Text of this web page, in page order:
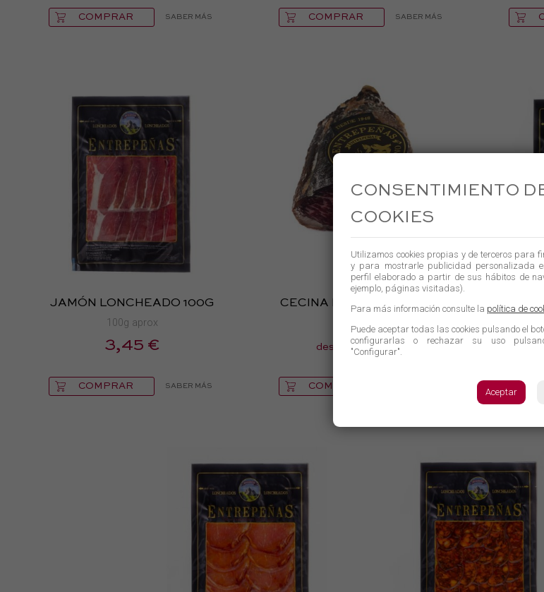
COMPRAR SABER MÁS COMPRAR SABER MÁS
JAMÓN LONCHEADO 100G
100g aprox
3,45 €
COMPRAR SABER MÁS
CECINA DE BLACK ANGUS
200 gr
desde 6,90 €
COMPRAR
CONSENTIMIENTO
COOKIES
Utilizamos cookies propias y de terceros para
y para mostrarle publicidad personalizada
perfil elaborado a partir de sus hábitos de
ejemplo, páginas visitadas).
Para más información consulte la política de
Puede aceptar todas las cookies pulsando el
configurarlas o rechazar su uso
"Configurar".
Aceptar